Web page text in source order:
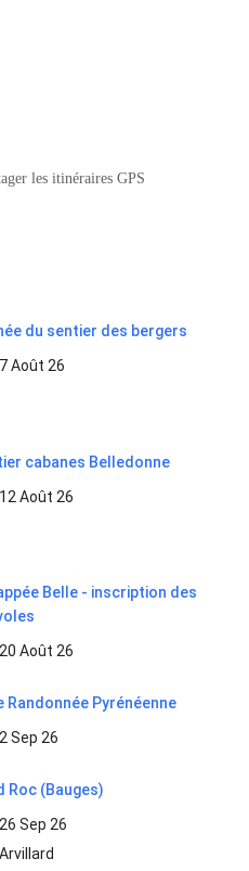
les itinéraires GPS
du sentier des bergers
7 Août 26
cabanes Belledonne
12 Août 26
Belle - inscription des
20 Août 26
Randonnée Pyrénéenne
2 Sep 26
Roc (Bauges)
26 Sep 26
Arvillard